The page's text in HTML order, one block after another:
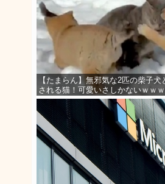
【たまらん】無邪気な2匹の柴子犬
される猫！可愛いさしかないｗｗ